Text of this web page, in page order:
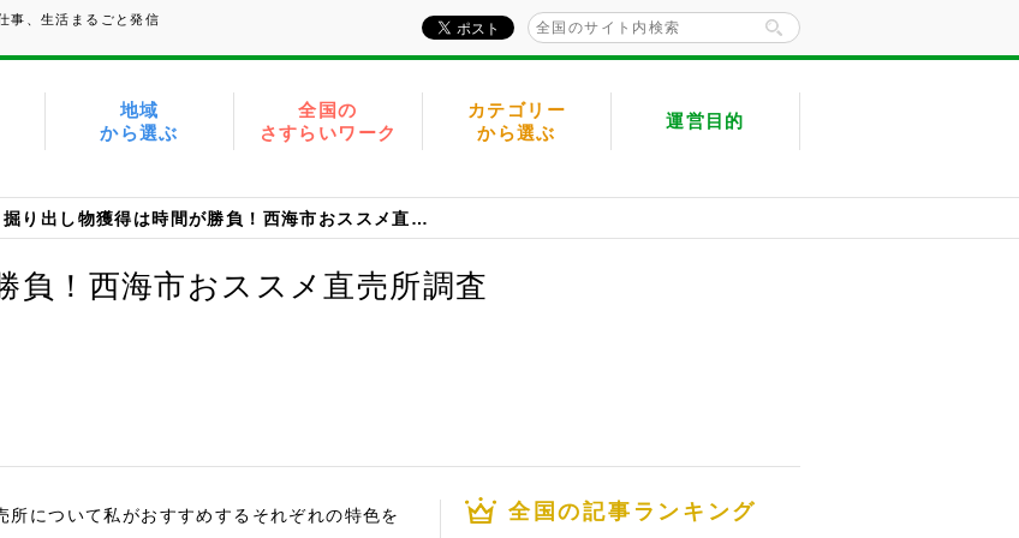
事、生活まるごと発信
地域
から選ぶ
全国の
さすらいワーク
カテゴリー
から選ぶ
運営目的
掘り出し物獲得は時間が勝負！西海市おススメ直売所調査
負！西海市おススメ直売所調査
について私がおすすめするそれぞれの特色を
全国の記事ランキング